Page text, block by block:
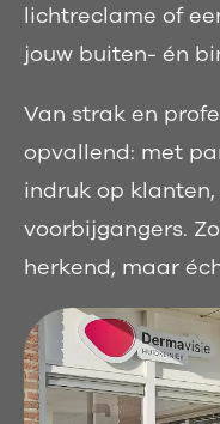
lichtreclame of
jouw buiten- én
Van strak en
opvallend: met
indruk op
voorbijgangers.
herkend, maar